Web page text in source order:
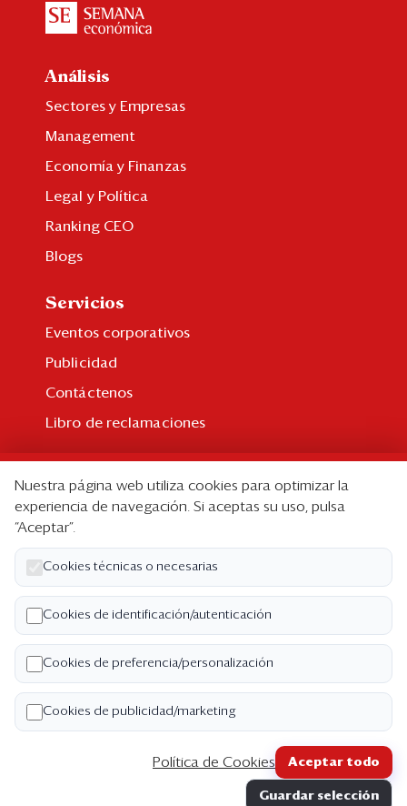
Análisis
Sectores y Empresas
Management
Economía y Finanzas
Legal y Política
Ranking CEO
Blogs
Servicios
Eventos corporativos
Publicidad
Contáctenos
Libro de reclamaciones
Suscripción individual
Paquetes corporativos
Edición Impresa
Nosotros
Quiénes somos
Código de ética
Términos y Condiciones
Copyright ©2026 Semana Económica. Todos los
Nuestra página web utiliza cookies para optimizar la
experiencia de navegación. Si aceptas su uso, pulsa
“Aceptar”.
Cookies técnicas o necesarias
Cookies de identificación/autenticación
Cookies de preferencia/personalización
Cookies de publicidad/marketing
Política de Cookies Aceptar todo
Guardar selección